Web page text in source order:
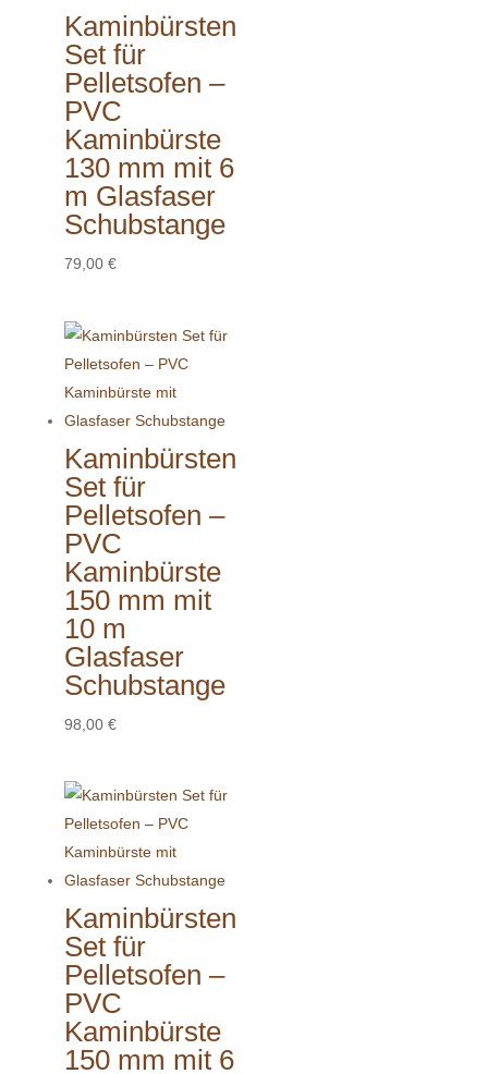
Kaminbürsten
Set für
Pelletsofen –
PVC
Kaminbürste
130 mm mit 6
m Glasfaser
Schubstange
79,00 €
Kaminbürsten
Set für
Pelletsofen –
PVC
Kaminbürste
150 mm mit
10 m
Glasfaser
Schubstange
98,00 €
Kaminbürsten
Set für
Pelletsofen –
PVC
Kaminbürste
150 mm mit 6